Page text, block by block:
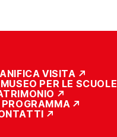
VISITA
PER LE SCUOLE
PROGRAMMA